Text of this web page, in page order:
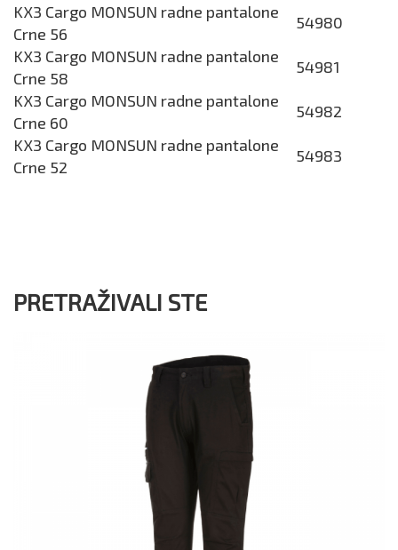
KX3 Cargo MONSUN radne pantalone
Crne 56
54980
KX3 Cargo MONSUN radne pantalone
Crne 58
54981
KX3 Cargo MONSUN radne pantalone
Crne 60
54982
KX3 Cargo MONSUN radne pantalone
Crne 52
54983
PRETRAŽIVALI STE